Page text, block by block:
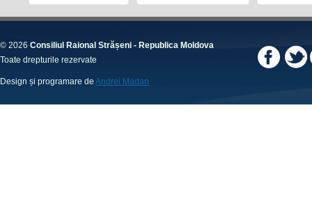
© 2026 Consiliul Raional Strășeni - Republica Moldova
Toate drepturile rezervate
Design și programare de Andrei Madan